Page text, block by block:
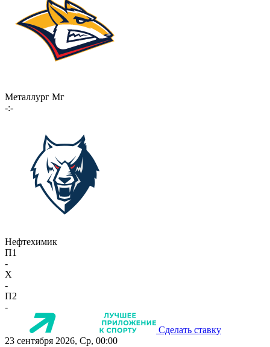
Металлург Мг
-:-
Нефтехимик
П1
-
X
-
П2
-
Сделать ставку
23 сентября 2026, Ср, 00:00